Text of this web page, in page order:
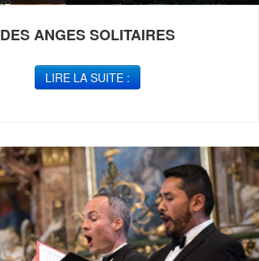
DES ANGES SOLITAIRES
LIRE LA SUITE :